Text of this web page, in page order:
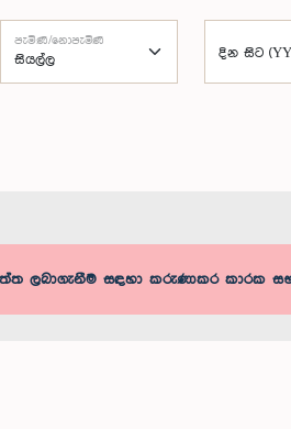
පැමිණි/නොපැමිණි
දින සිට
ලබාගැනීම සඳහා කරුණාකර කාරක